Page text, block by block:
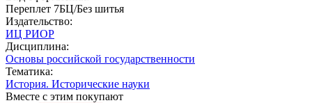
Переплет 7БЦ/Без шитья
Издательство:
ИЦ РИОР
Дисциплина:
Основы российской государственности
Тематика:
История. Исторические науки
Вместе с этим покупают